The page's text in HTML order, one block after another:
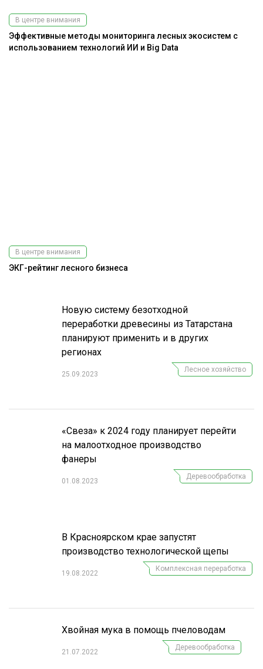
Новую систему безотходной
переработки древесины из Татарстана
планируют применить и в других
регионах
25.09.2023
Лесное хозяйство
«Свеза» к 2024 году планирует перейти
на малоотходное производство
фанеры
01.08.2023
Деревообработка
В Красноярском крае запустят
производство технологической щепы
19.08.2022
Комплексная переработка
Хвойная мука в помощь пчеловодам
21.07.2022
Деревообработка
В центре внимания
Эффективные методы мониторинга лесных экосистем с
использованием технологий ИИ и Big Data
В центре внимания
ЭКГ-рейтинг лесного бизнеса